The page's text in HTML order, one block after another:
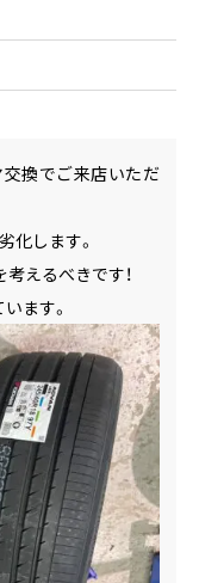
換でご来店いただ
化します。
えるべきです！
ます。